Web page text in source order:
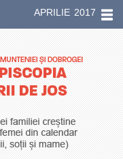
APRILIE 2017